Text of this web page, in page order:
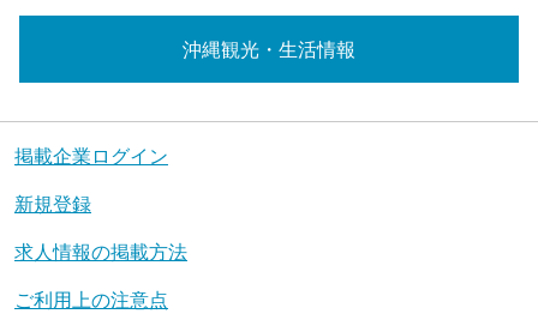
沖縄観光・生活情報
掲載企業ログイン
新規登録
求人情報の掲載方法
ご利用上の注意点